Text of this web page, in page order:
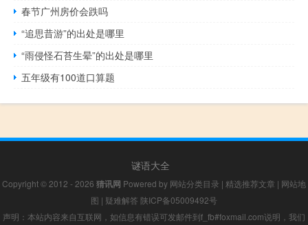
春节广州房价会跌吗
“追思昔游”的出处是哪里
“雨侵怪石苔生晕”的出处是哪里
五年级有100道口算题
谜语大全
Copyright © 2012 - 2026 猜讯网 Powered by 网站分类目录 | 精选推荐文章 | 网站地
图 | 疑难解答 陕ICP备05009492号
声明：本站内容来自互联网，如信息有错误可发邮件到f_fb#foxmail.com说明，我们